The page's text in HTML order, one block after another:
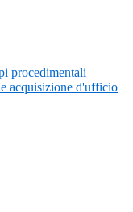
procedimentali
acquisizione d'ufficio